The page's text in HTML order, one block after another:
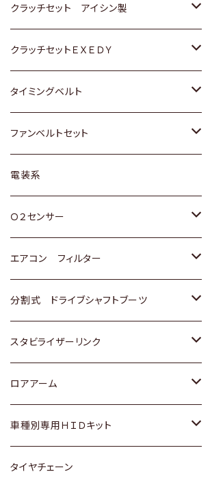
スバル
スバル
ダイハツ
マツダ
三菱
スバル
日野
ＷＡＧＥＮ
アストロ（シボレー）
クライスラー
ＶＯＬＶＯ
スズキ
日産
ダイハツ
マツダ
三菱
スバル
ダイハツ
日産
ホンダ
マツダ
トヨタ
クラッチセット アイシン製
ホンダ
スズキ
ダイハツ
マツダ
三菱
スバル
クラッチセットＥＸＥＤＹ
ホンダ
スズキ
日産
ダイハツ
マツダ
三菱
スバル
タイミングベルト
トヨタ
スズキ
ダイハツ
三菱
スバル
ファンベルトセット
トヨタ
ホンダ
スズキ
日産
いすゞ
ダイハツ
マツダ
三菱
電装系
Ｏ２センサー
トヨタ
ホンダ
スズキ
日産
ダイハツ
マツダ
エアコン フィルター
トヨタ
ホンダ
スズキ
日産
いすゞ
分割式 ドライブシャフトブーツ
トヨタ
ホンダ
スズキ
日産
スタビライザーリンク
トヨタ
ホンダ
スズキ
ロアアーム
ホンダ
スズキ
車種別専用ＨＩＤキット
トヨタ
タイヤチェーン